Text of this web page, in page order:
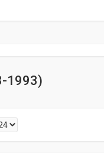
1993)